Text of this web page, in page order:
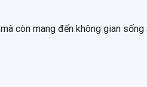
còn mang đến không gian